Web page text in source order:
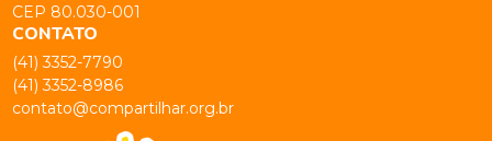
CEP 80.030-001
CONTATO
(41) 3352-7790
(41) 3352-8986
contato@compartilhar.org.br